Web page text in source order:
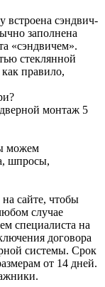
встроена сэндвич-
заполнена
«сэндвичем».
стеклянной
правило,
монтаж 5
можем
шпросы,
сайте, чтобы
случае
специалиста на
договора
системы. Срок
от 14 дней.